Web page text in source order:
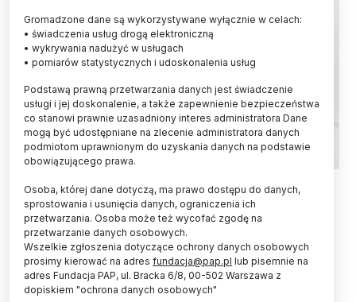
Z powodu luki mieszkaniowej przeludnienie w
polskich domach należy do największych w Unii
Europejskiej. Tymczasem deweloperzy znów
hamują z inwestycjami. Jeśli siła nabywcza
Polaków nie wzrośnie, a proces budowy mieszkań
nie zostanie uproszczony, kryzys jeszcze się
Gromadzone dane są wykorzystywane wyłącznie w celach:
• świadczenia usług drogą elektroniczną
• wykrywania nadużyć w usługach
• pomiarów statystycznych i udoskonalenia usług
Podstawą prawną przetwarzania danych jest świadczenie
usługi i jej doskonalenie, a także zapewnienie bezpieczeństwa
co stanowi prawnie uzasadniony interes administratora Dane
mogą być udostępniane na zlecenie administratora danych
podmiotom uprawnionym do uzyskania danych na podstawie
obowiązującego prawa.
Osoba, której dane dotyczą, ma prawo dostępu do danych,
sprostowania i usunięcia danych, ograniczenia ich
przetwarzania. Osoba może też wycofać zgodę na
przetwarzanie danych osobowych.
Wszelkie zgłoszenia dotyczące ochrony danych osobowych
prosimy kierować na adres fundacja@pap.pl lub pisemnie na
adres Fundacja PAP, ul. Bracka 6/8, 00-502 Warszawa z
dopiskiem "ochrona danych osobowych"